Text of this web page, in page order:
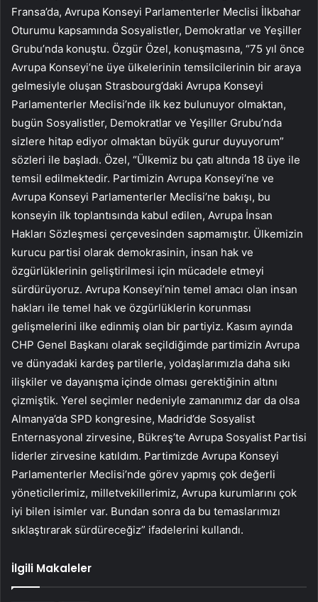
Fransa’da, Avrupa Konseyi Parlamenterler Meclisi İlkbahar
Oturumu kapsamında Sosyalistler, Demokratlar ve Yeşiller
Grubu’nda konuştu. Özgür Özel, konuşmasına, “75 yıl önce
Avrupa Konseyi’ne üye ülkelerinin temsilcilerinin bir araya
gelmesiyle oluşan Strasbourg’daki Avrupa Konseyi
Parlamenterler Meclisi’nde ilk kez bulunuyor olmaktan,
bugün Sosyalistler, Demokratlar ve Yeşiller Grubu’nda
sizlere hitap ediyor olmaktan büyük gurur duyuyorum”
sözleri ile başladı. Özel, “Ülkemiz bu çatı altında 18 üye ile
temsil edilmektedir. Partimizin Avrupa Konseyi’ne ve
Avrupa Konseyi Parlamenterler Meclisi’ne bakışı, bu
konseyin ilk toplantısında kabul edilen, Avrupa İnsan
Hakları Sözleşmesi çerçevesinden sapmamıştır. Ülkemizin
kurucu partisi olarak demokrasinin, insan hak ve
özgürlüklerinin geliştirilmesi için mücadele etmeyi
sürdürüyoruz. Avrupa Konseyi’nin temel amacı olan insan
hakları ile temel hak ve özgürlüklerin korunması
gelişmelerini ilke edinmiş olan bir partiyiz. Kasım ayında
CHP Genel Başkanı olarak seçildiğimde partimizin Avrupa
ve dünyadaki kardeş partilerle, yoldaşlarımızla daha sıkı
ilişkiler ve dayanışma içinde olması gerektiğinin altını
çizmiştik. Yerel seçimler nedeniyle zamanımız dar da olsa
Almanya’da SPD kongresine, Madrid’de Sosyalist
Enternasyonal zirvesine, Bükreş’te Avrupa Sosyalist Partisi
liderler zirvesine katıldım. Partimizde Avrupa Konseyi
Parlamenterler Meclisi’nde görev yapmış çok değerli
yöneticilerimiz, milletvekillerimiz, Avrupa kurumlarını çok
iyi bilen isimler var. Bundan sonra da bu temaslarımızı
sıklaştırarak sürdüreceğiz” ifadelerini kullandı.
İlgili Makaleler